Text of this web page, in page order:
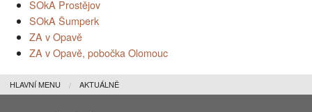
SOkA Prostějov
SOkA Šumperk
ZA v Opavě
ZA v Opavě, pobočka Olomouc
HLAVNÍ MENU AKTUÁLNĚ